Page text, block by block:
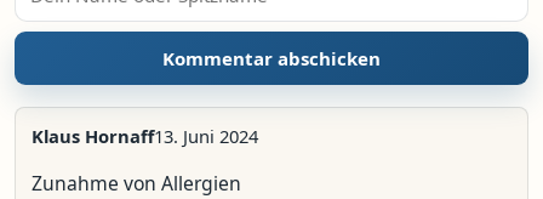
Klaus Hornaff13. Juni 2024
Zunahme von Allergien